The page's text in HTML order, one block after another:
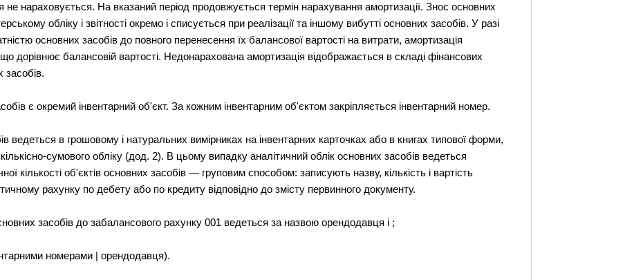
не нараховується. На вказаний період продовжується термін нарахування амортизації. Знос основних
обліку і звітності окремо і списується при реалізації та іншому вибутті основних засобів. У разі
основних засобів до повного перенесення їх балансової вартості на витрати, амортизація
дорівнює балансовій вартості. Недонарахована амортизація відображається в складі фінансових
засобів.
є окремий інвентарний об'єкт. За кожним інвентарним об'єктом закріпляється інвентарний номер.
ведеться в грошовому і натуральних вимірниках на інвентарних карточках або в книгах типової форми,
сумового обліку (дод. 2). В цьому випадку аналітичний облік основних засобів ведеться
кількості об'єктів основних засобів — груповим способом: записують назву, кількість і вартість
рахунку по дебету або по кредиту відповідно до змісту первинного документу.
засобів до забалансового рахунку 001 ведеться за назвою орендодавця і ;
номерами | орендодавця).